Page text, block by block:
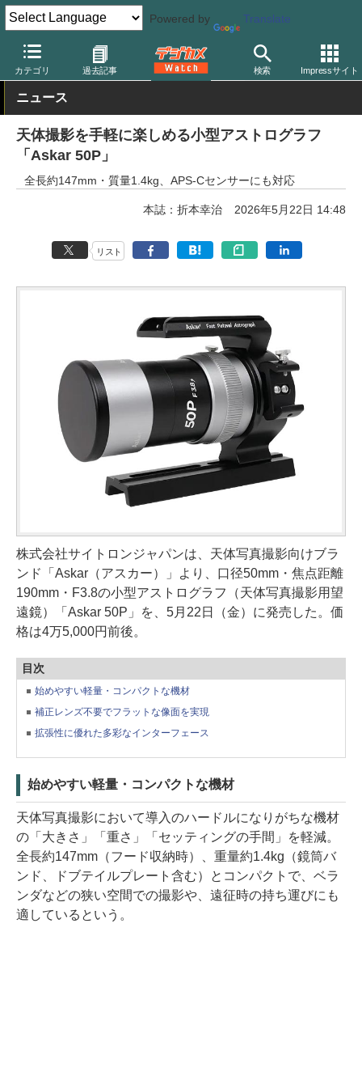
Powered by Translate
カテゴリ 過去記事 検索 Impressサイト
デジカメ Watch 撮影用品 双眼鏡/望遠鏡
ニュース
天体撮影を手軽に楽しめる小型アストログラフ
「Askar 50P」
全長約147mm・質量1.4kg、APS-Cセンサーにも対応
本誌：折本幸治 2026年5月22日 14:48
リスト
株式会社サイトロンジャパンは、天体写真撮影向けブラ
ンド「Askar（アスカー）」より、口径50mm・焦点距離
190mm・F3.8の小型アストログラフ（天体写真撮影用望
遠鏡）「Askar 50P」を、5月22日（金）に発売した。価
格は4万5,000円前後。
目次
始めやすい軽量・コンパクトな機材
補正レンズ不要でフラットな像面を実現
拡張性に優れた多彩なインターフェース
始めやすい軽量・コンパクトな機材
天体写真撮影において導入のハードルになりがちな機材
の「大きさ」「重さ」「セッティングの手間」を軽減。
全長約147mm（フード収納時）、重量約1.4kg（鏡筒バ
ンド、ドブテイルプレート含む）とコンパクトで、ベラ
ンダなどの狭い空間での撮影や、遠征時の持ち運びにも
適しているという。